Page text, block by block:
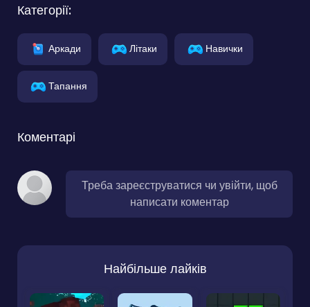
Категорії:
Аркади Літаки Навички
Тапання
Коментарі
Треба зареєструватися чи увійти, щоб
написати коментар
Найбільше лайків